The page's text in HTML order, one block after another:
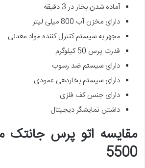
آماده شدن بخار در 3 دقیقه
دارای مخزن آب 800 میلی لیتر
مجهز به سیستم کنترل کننده مواد معدنی
قدرت پرس 50 کیلوگرم
دارای سیستم ضد رسوب
دارای سیستم بخاردهی عمودی
دارای جنس کف فلزی
داشتن نمایشگر دیجیتال
5500